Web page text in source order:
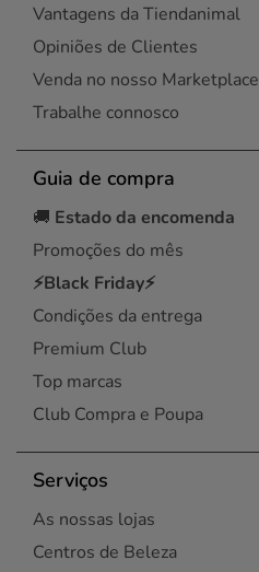
Vantagens da Tiendanimal
Opiniões de Clientes
Venda no nosso Marketplace
Trabalhe connosco
Guia de compra
🚚 Estado da encomenda
Promoções do mês
⚡Black Friday⚡
Condições da entrega
Premium Club
Top marcas
Club Compra e Poupa
Serviços
As nossas lojas
Centros de Beleza